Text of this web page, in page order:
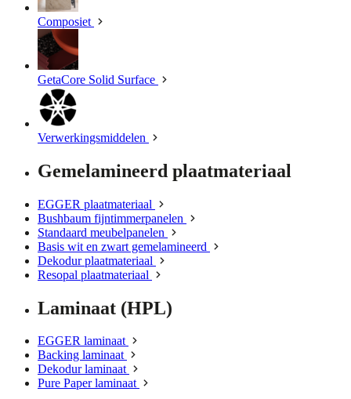
Composiet
GetaCore Solid Surface
Verwerkingsmiddelen
Gemelamineerd plaatmateriaal
EGGER plaatmateriaal
Bushbaum fijntimmerpanelen
Standaard meubelpanelen
Basis wit en zwart gemelamineerd
Dekodur plaatmateriaal
Resopal plaatmateriaal
Laminaat (HPL)
EGGER laminaat
Backing laminaat
Dekodur laminaat
Pure Paper laminaat